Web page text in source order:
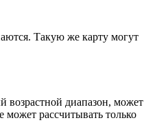
Такую же карту могут
возрастной диапазон, может
может рассчитывать только